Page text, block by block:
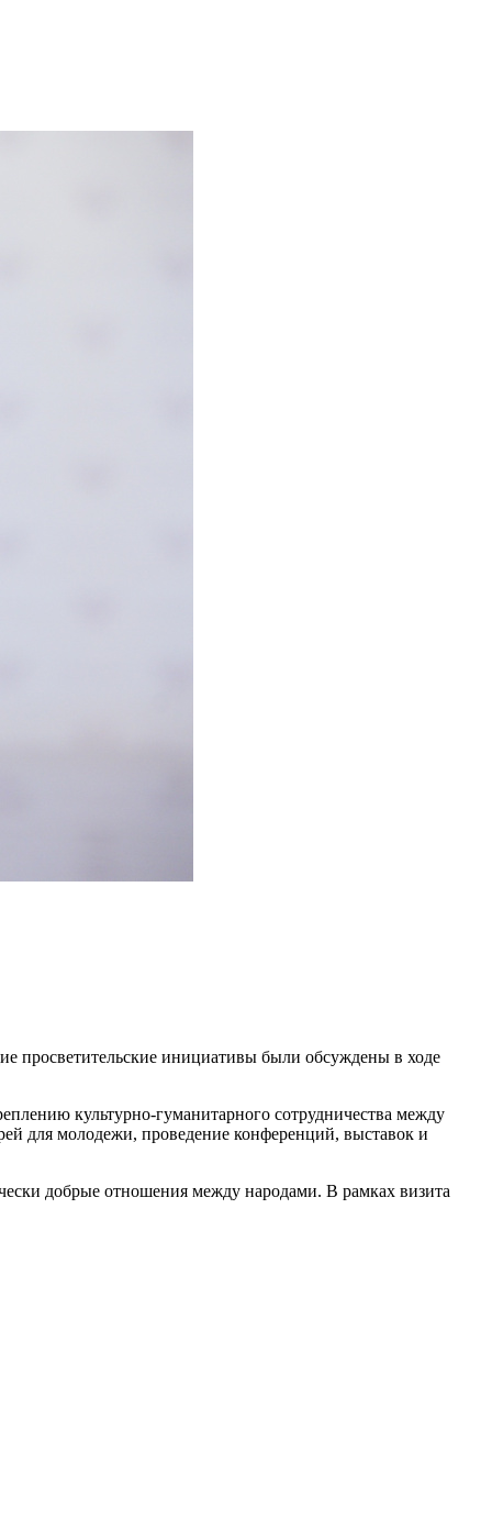
просветительские инициативы были обсуждены в ходе
культурно-гуманитарного сотрудничества между
для молодежи, проведение конференций, выставок и
добрые отношения между народами. В рамках визита